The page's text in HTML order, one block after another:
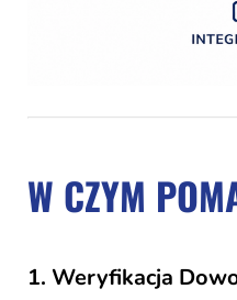
W CZYM
1. Weryfikacja